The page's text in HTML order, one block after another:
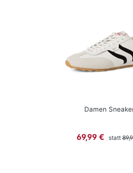
Damen
69,99 € statt